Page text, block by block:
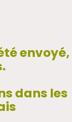
envoyé,
dans les